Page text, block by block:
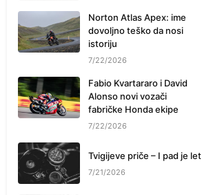
Norton Atlas Apex: ime
dovoljno teško da nosi
istoriju
7/22/2026
Fabio Kvartararo i David
Alonso novi vozači
fabričke Honda ekipe
7/22/2026
Tvigijeve priče – I pad je let
7/21/2026